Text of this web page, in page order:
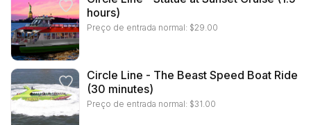
hours)
Preço de entrada normal: $29.00
Circle Line - The Beast Speed Boat Ride
(30 minutes)
Preço de entrada normal: $31.00